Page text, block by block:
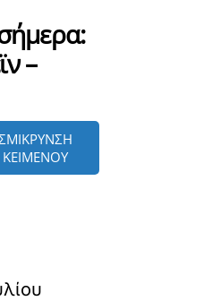
–
ΚΕΙΜΕΝΟΥ